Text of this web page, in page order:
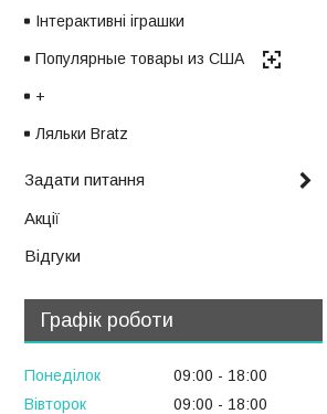
Інтерактивні іграшки
Популярные товары из США
+
Ляльки Bratz
Задати питання
Акції
Відгуки
Графік роботи
Понеділок 09:00
18:00
Вівторок
09:00
18:00